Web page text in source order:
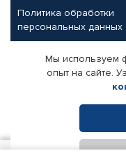
Политика обработки
персональных данных
Партнерам
Корпоративным
Поставщикам
Мы используем
опыт на сайте.